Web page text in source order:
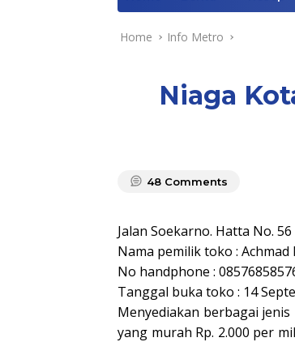
Home Info Metro
Niaga
48 Comments
Jalan Soekarno. Hatta No.
Nama pemilik toko :
No handphone :
Tanggal buka toko : 14
Menyediakan berbagai
yang murah Rp. 2.000 per